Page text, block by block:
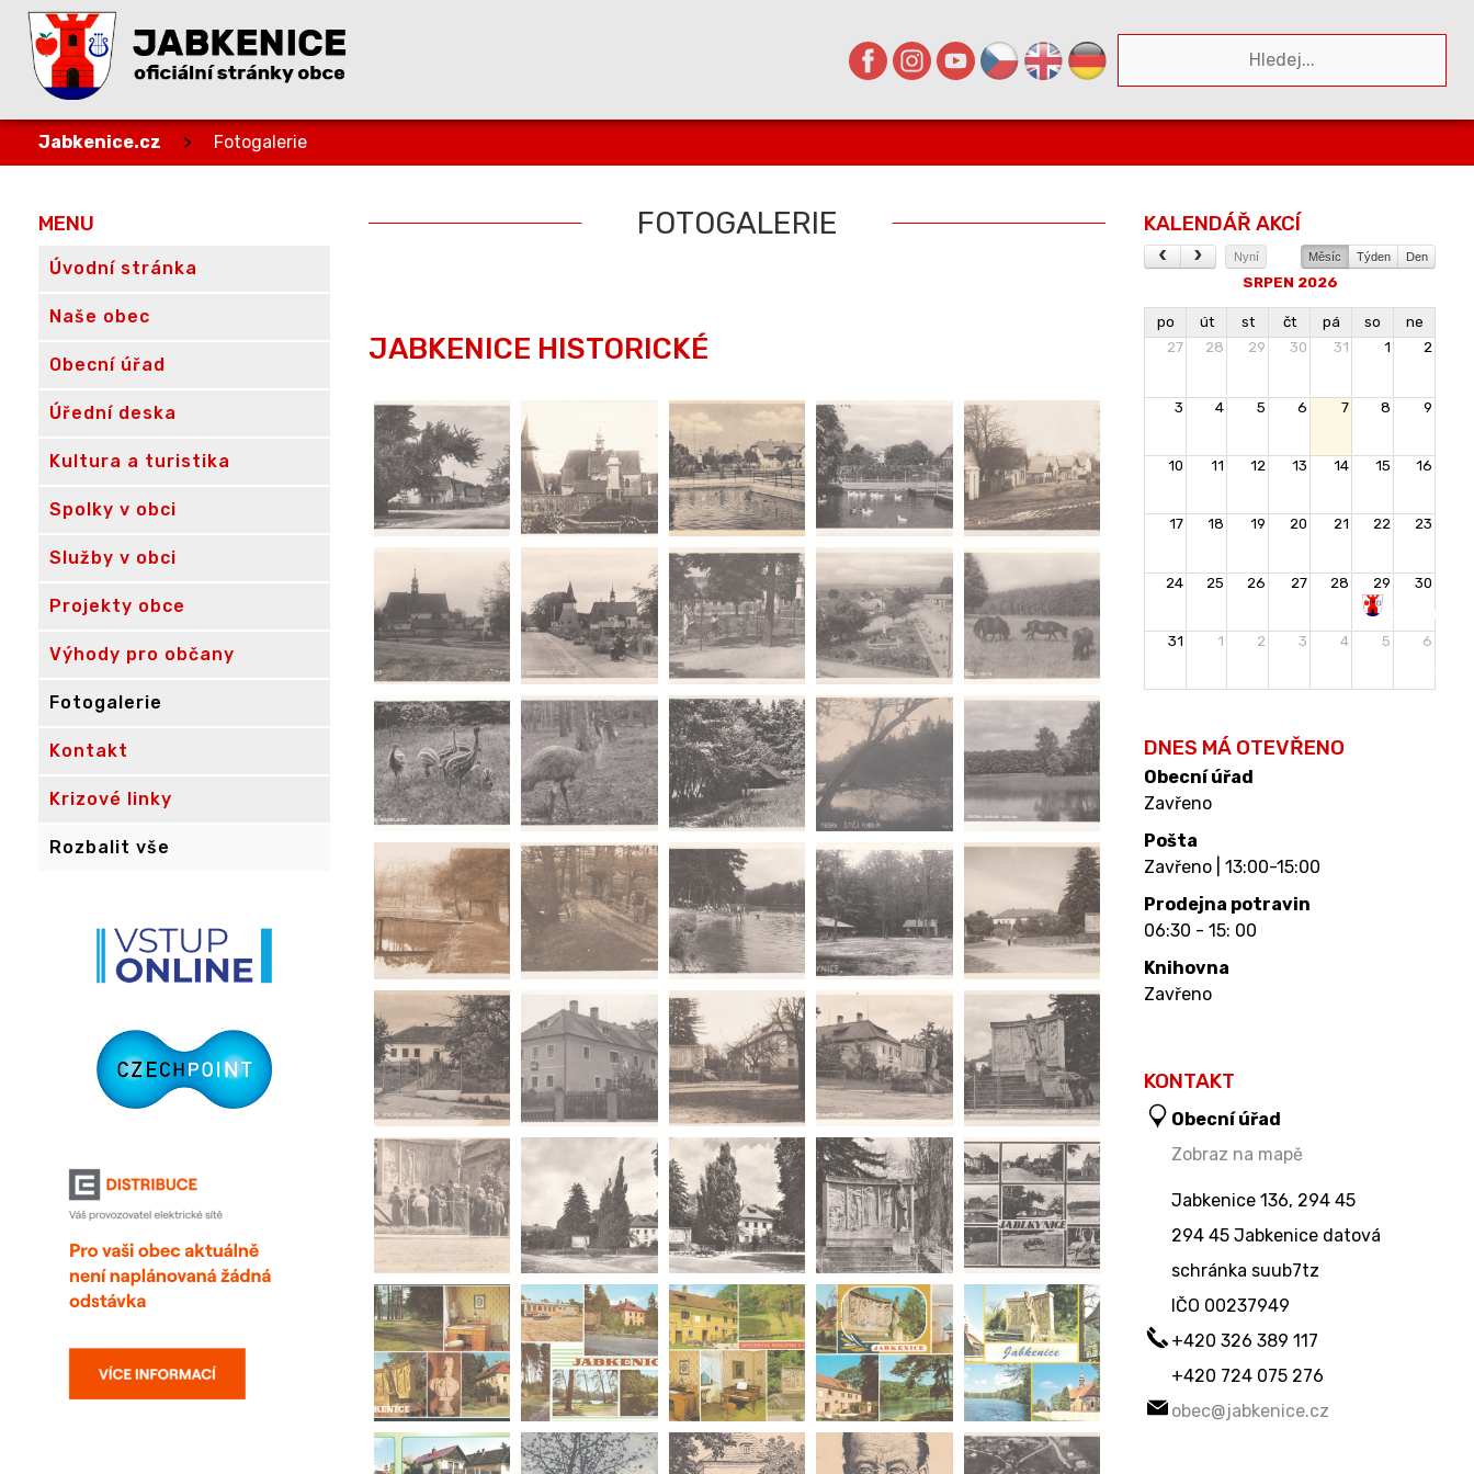
Jabkenice.cz > Fotogalerie
MENU
Úvodní stránka
Naše obec
Obecní úřad
Úřední deska
Kultura a turistika
Spolky v obci
Služby v obci
Projekty obce
Výhody pro občany
Fotogalerie
Kontakt
Krizové linky
Rozbalit vše
FOTOGALERIE
JABKENICE HISTORICKÉ
KALENDÁŘ AKCÍ
Nyní Měsíc Týden Den
SRPEN 2026
po út st čt pá so
ne
27
28 29 30 31 1 2
3 4 5 6 7 8 9
10 11 12 13 14 15 16
17 18 19 20 21 22 23
24 25 26 27 28 29
30
Rozloučení
prázdninami
31 1 2 3 4 5 6
DNES MÁ OTEVŘENO
Obecní úřad
Zavřeno
Pošta
Zavřeno | 13:00-15:00
Prodejna potravin
06:30 - 15: 00
Knihovna
Zavřeno
KONTAKT
Obecní úřad
Zobraz na mapě
Jabkenice 136, 294 45
294 45 Jabkenice datová
schránka suub7tz
IČO 00237949
+420 326 389 117
+420 724 075 276
obec@jabkenice.cz